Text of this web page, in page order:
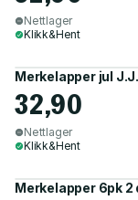
Nettlager
Klikk&Hent
Merkelapper jul
32,90
Nettlager
Klikk&Hent
Merkelapper 6pk